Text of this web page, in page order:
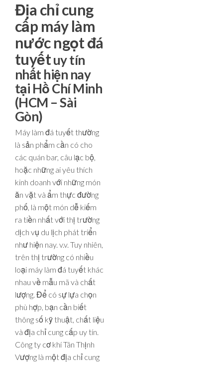
Địa chỉ cung
cấp máy làm
nước ngọt đá
tuyếtuy tín
nhất hiện nay
tại Hồ Chí Minh
(HCM – Sài
Gòn)
Máy làm đá tuyết thường
là sản phẩm cần có cho
các quán bar, câu lạc bộ,
hoặc những ai yêu thích
kinh doanh với những món
ăn vặt và ẩm thực đường
phố, là một món dễ kiếm
ra tiền nhất với thị trường
dịch vụ du lịch phát triển
như hiện nay. v.v. Tuy nhiên,
trên thị trường có nhiều
loại máy làm đá tuyết khác
nhau về mẫu mã và chất
lượng. Để có sự lựa chọn
phù hợp, bạn cần biết
thông số kỹ thuật, chất liệu
và địa chỉ cung cấp uy tín.
Công ty cơ khí Tân Thịnh
Vượng là một địa chỉ cung